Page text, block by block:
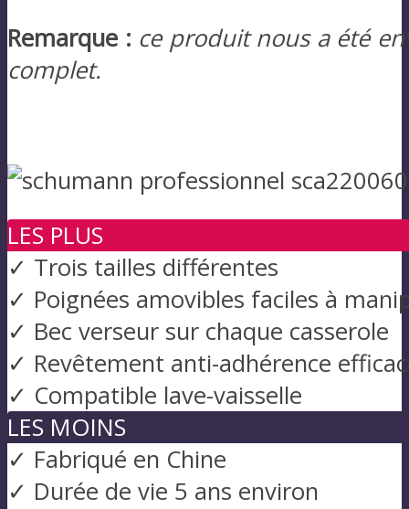
Remarque : ce produit nous a été
complet.
LES PLUS
✓ Trois tailles différentes
✓ Poignées amovibles faciles à
✓ Bec verseur sur chaque casserole
✓ Revêtement anti-adhérence
✓ Compatible lave-vaisselle
LES MOINS
✓ Fabriqué en Chine
✓ Durée de vie 5 ans environ